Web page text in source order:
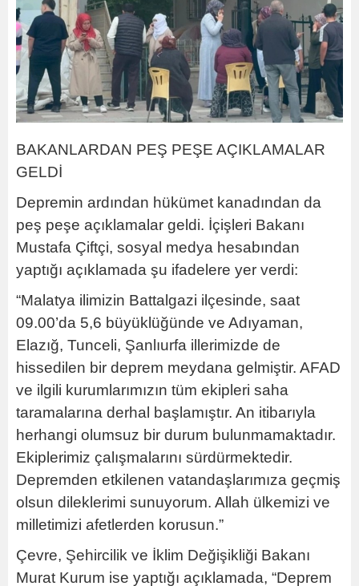
BAKANLARDAN PEŞ PEŞE AÇIKLAMALAR
GELDİ
Depremin ardından hükümet kanadından da
peş peşe açıklamalar geldi. İçişleri Bakanı
Mustafa Çiftçi, sosyal medya hesabından
yaptığı açıklamada şu ifadelere yer verdi:
“Malatya ilimizin Battalgazi ilçesinde, saat
09.00’da 5,6 büyüklüğünde ve Adıyaman,
Elazığ, Tunceli, Şanlıurfa illerimizde de
hissedilen bir deprem meydana gelmiştir. AFAD
ve ilgili kurumlarımızın tüm ekipleri saha
taramalarına derhal başlamıştır. An itibarıyla
herhangi olumsuz bir durum bulunmamaktadır.
Ekiplerimiz çalışmalarını sürdürmektedir.
Depremden etkilenen vatandaşlarımıza geçmiş
olsun dileklerimi sunuyorum. Allah ülkemizi ve
milletimizi afetlerden korusun.”
Çevre, Şehircilik ve İklim Değişikliği Bakanı
Murat Kurum ise yaptığı açıklamada, “Deprem